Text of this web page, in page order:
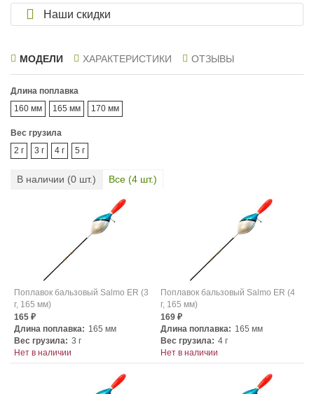
Наши скидки
МОДЕЛИ ХАРАКТЕРИСТИКИ ОТЗЫВЫ
Длина поплавка
160 мм
165 мм 170 мм
Вес грузила
2 г
3 г 4 г 5 г
В наличии (0 шт.) Все (4 шт.)
Поплавок бальзовый Salmo ER (3
г, 165 мм)
165 ₽
Длина поплавка: 165 мм
Вес грузила: 3 г
Нет в наличии
Поплавок бальзовый Salmo ER (4
г, 165 мм)
169 ₽
Длина поплавка: 165 мм
Вес грузила: 4 г
Нет в наличии